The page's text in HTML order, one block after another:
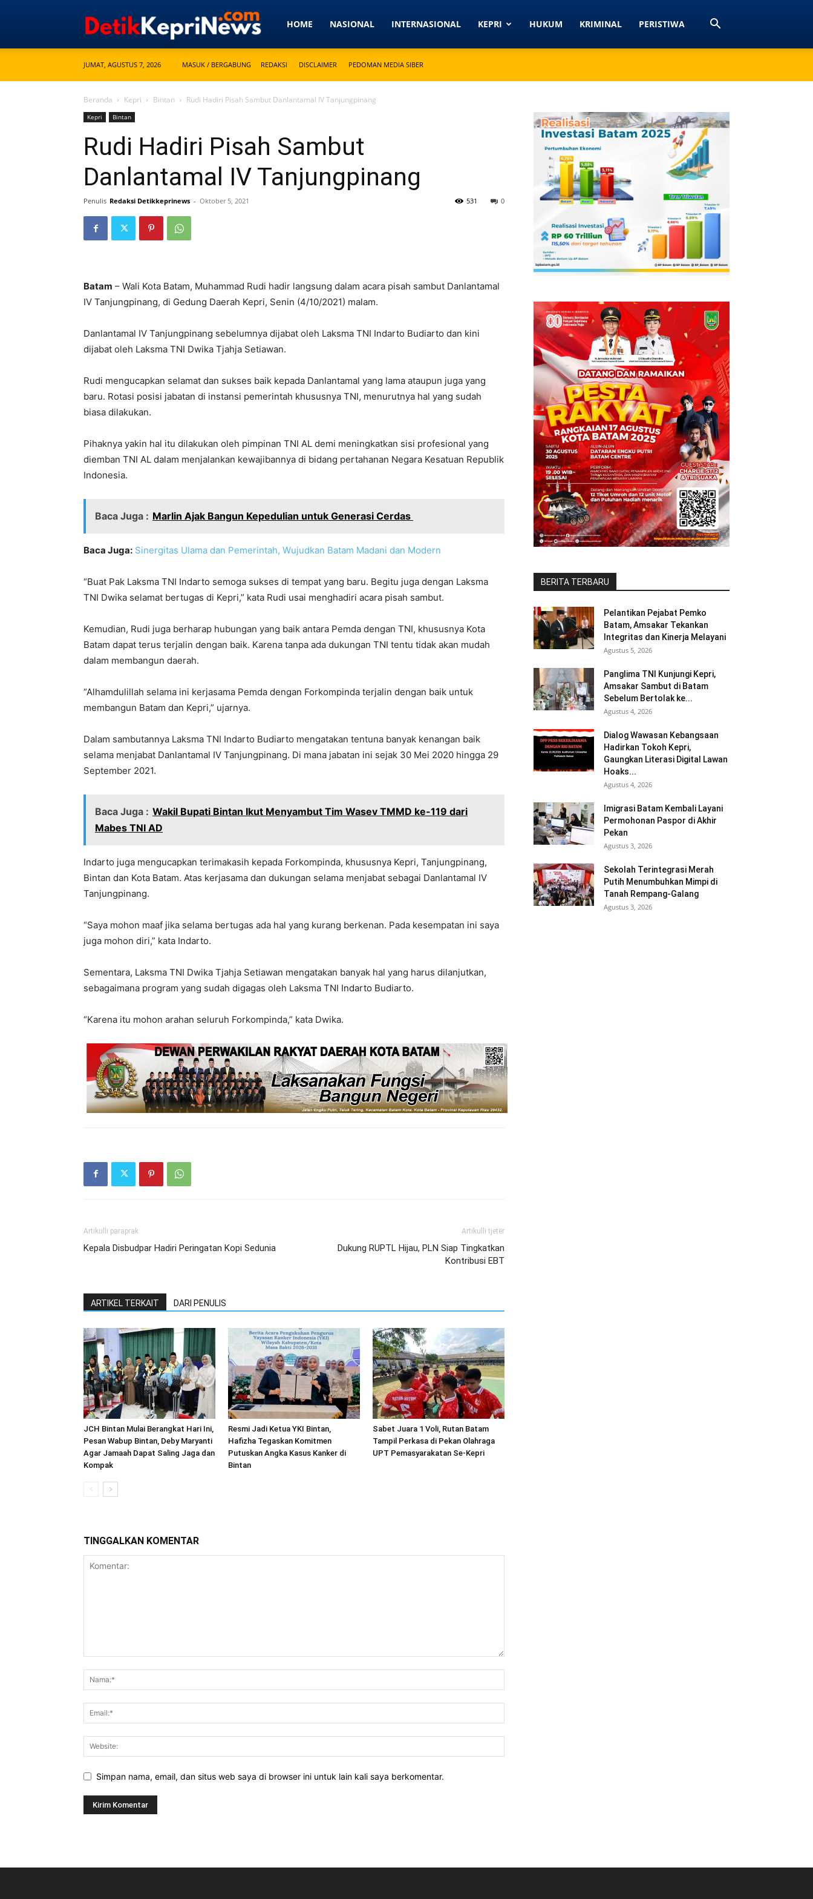
Detikkeprinews.com
HOME NASIONAL INTERNASIONAL KEPRI HUKUM KRIMINAL PERISTIWA
JUMAT, AGUSTUS 7, 2026 MASUK / BERGABUNG REDAKSI DISCLAIMER PEDOMAN MEDIA SIBER
Beranda Kepri Bintan Rudi Hadiri Pisah Sambut Danlantamal IV Tanjungpinang
Kepri Bintan
Rudi Hadiri Pisah Sambut
Danlantamal IV Tanjungpinang
Penulis Redaksi Detikkeprinews - Oktober 5, 2021 0
531
Batam – Wali Kota Batam, Muhammad Rudi hadir langsung dalam acara pisah sambut Danlantamal
IV Tanjungpinang, di Gedung Daerah Kepri, Senin (4/10/2021) malam.
Danlantamal IV Tanjungpinang sebelumnya dijabat oleh Laksma TNI Indarto Budiarto dan kini
dijabat oleh Laksma TNI Dwika Tjahja Setiawan.
Rudi mengucapkan selamat dan sukses baik kepada Danlantamal yang lama ataupun juga yang
baru. Rotasi posisi jabatan di instansi pemerintah khususnya TNI, menurutnya hal yang sudah
biasa dilakukan.
Pihaknya yakin hal itu dilakukan oleh pimpinan TNI AL demi meningkatkan sisi profesional yang
diemban TNI AL dalam menjalankan kewajibannya di bidang pertahanan Negara Kesatuan Republik
Indonesia.
Baca Juga : Marlin Ajak Bangun Kepedulian untuk Generasi Cerdas
Baca Juga: Sinergitas Ulama dan Pemerintah, Wujudkan Batam Madani dan Modern
“Buat Pak Laksma TNI Indarto semoga sukses di tempat yang baru. Begitu juga dengan Laksma
TNI Dwika selamat bertugas di Kepri,” kata Rudi usai menghadiri acara pisah sambut.
Kemudian, Rudi juga berharap hubungan yang baik antara Pemda dengan TNI, khususnya Kota
Batam dapat terus terjalin dengan baik. Karena tanpa ada dukungan TNI tentu tidak akan mudah
dalam membangun daerah.
“Alhamdulillah selama ini kerjasama Pemda dengan Forkompinda terjalin dengan baik untuk
membangun Batam dan Kepri,” ujarnya.
Dalam sambutannya Laksma TNI Indarto Budiarto mengatakan tentuna banyak kenangan baik
selama menjabat Danlantamal IV Tanjungpinang. Di mana jabatan ini sejak 30 Mei 2020 hingga 29
September 2021.
Baca Juga : Wakil Bupati Bintan Ikut Menyambut Tim Wasev TMMD ke-119 dari
Mabes TNI AD
Indarto juga mengucapkan terimakasih kepada Forkompinda, khususnya Kepri, Tanjungpinang,
Bintan dan Kota Batam. Atas kerjasama dan dukungan selama menjabat sebagai Danlantamal IV
Tanjungpinang.
“Saya mohon maaf jika selama bertugas ada hal yang kurang berkenan. Pada kesempatan ini saya
juga mohon diri,” kata Indarto.
Sementara, Laksma TNI Dwika Tjahja Setiawan mengatakan banyak hal yang harus dilanjutkan,
sebagaimana program yang sudah digagas oleh Laksma TNI Indarto Budiarto.
“Karena itu mohon arahan seluruh Forkompinda,” kata Dwika.
Artikulli paraprak
Kepala Disbudpar Hadiri Peringatan Kopi Sedunia
Artikulli tjetër
Dukung RUPTL Hijau, PLN Siap Tingkatkan
Kontribusi EBT
ARTIKEL TERKAIT DARI PENULIS
JCH Bintan Mulai Berangkat Hari Ini,
Pesan Wabup Bintan, Deby Maryanti
Agar Jamaah Dapat Saling Jaga dan
Kompak
Resmi Jadi Ketua YKI Bintan,
Hafizha Tegaskan Komitmen
Putuskan Angka Kasus Kanker di
Bintan
Sabet Juara 1 Voli, Rutan Batam
Tampil Perkasa di Pekan Olahraga
UPT Pemasyarakatan Se-Kepri
TINGGALKAN KOMENTAR
Simpan nama, email, dan situs web saya di browser ini untuk lain kali saya berkomentar.
BERITA TERBARU
Pelantikan Pejabat Pemko
Batam, Amsakar Tekankan
Integritas dan Kinerja Melayani
Agustus 5, 2026
Panglima TNI Kunjungi Kepri,
Amsakar Sambut di Batam
Sebelum Bertolak ke...
Agustus 4, 2026
Dialog Wawasan Kebangsaan
Hadirkan Tokoh Kepri,
Gaungkan Literasi Digital Lawan
Hoaks...
Agustus 4, 2026
Imigrasi Batam Kembali Layani
Permohonan Paspor di Akhir
Pekan
Agustus 3, 2026
Sekolah Terintegrasi Merah
Putih Menumbuhkan Mimpi di
Tanah Rempang-Galang
Agustus 3, 2026